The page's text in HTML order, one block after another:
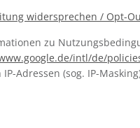
widersprechen / Opt-
zu
intl/de/
IP-Adressen (sog. IP-